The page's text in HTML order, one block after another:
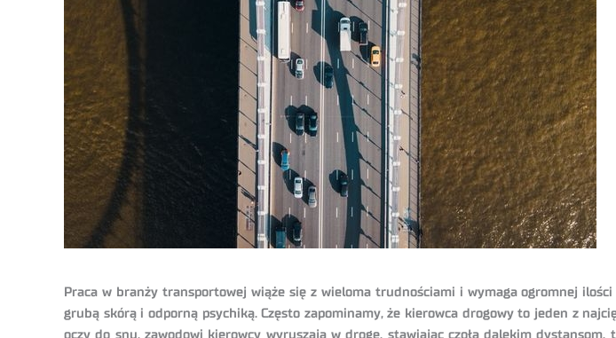
Praca w branży transportowej wiąże się z wieloma trudnościami i wymaga ogromnej
grubą skórą i odporną psychiką. Często zapominamy, że kierowca drogowy to jeden z
oczy do snu, zawodowi kierowcy wyruszają w drogę, stawiając czoła dalekim